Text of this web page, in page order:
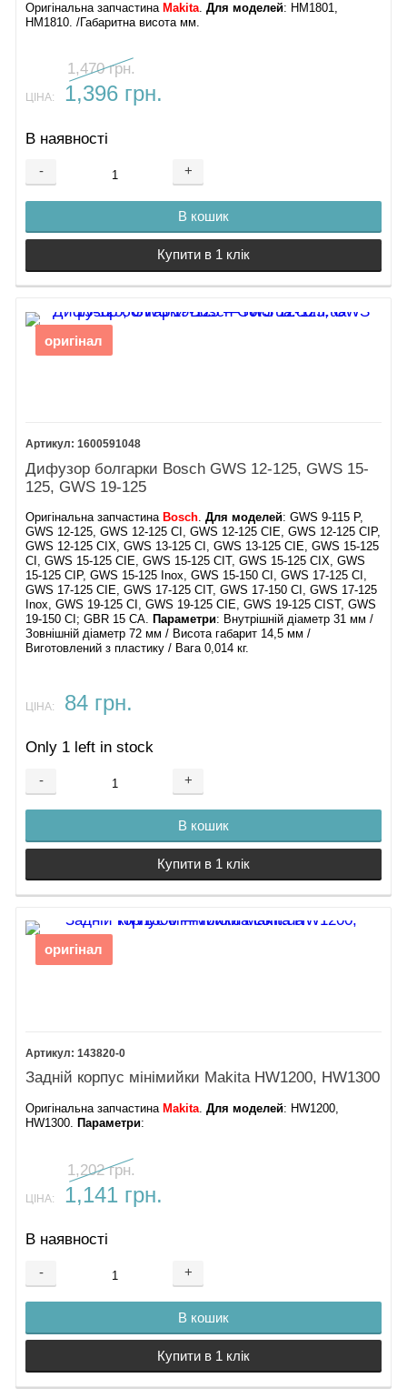
Оригінальна запчастина Makita .Для моделей: HM1801,
HM1810. /Габаритна висота мм.
1,470 грн.
ЦІНА: 1,396 грн.
В наявності
- +
В кошик
Купити в 1 клік
оригінал
1600591048
Дифузор болгарки Bosch GWS 12-125, GWS 15-
125, GWS 19-125
Оригінальна запчастина Bosch.Для моделей: GWS 9-115 P,
GWS 12-125, GWS 12-125 CI, GWS 12-125 CIE, GWS 12-125 CIP,
GWS 12-125 CIX, GWS 13-125 CI, GWS 13-125 CIE, GWS 15-125
CI, GWS 15-125 CIE, GWS 15-125 CIT, GWS 15-125 CIX, GWS
15-125 CIP, GWS 15-125 Inox, GWS 15-150 CI, GWS 17-125 CI,
GWS 17-125 CIE, GWS 17-125 CIT, GWS 17-150 CI, GWS 17-125
Inox, GWS 19-125 CI, GWS 19-125 CIE, GWS 19-125 CIST, GWS
19-150 CI; GBR 15 CA. Параметри: Внутрішній діаметр 31 мм /
Зовнішній діаметр 72 мм / Висота габарит 14,5 мм /
Виготовлений з пластику / Вага 0,014 кг.
ЦІНА: 84 грн.
Only 1 left in stock
- +
В кошик
Купити в 1 клік
оригінал
143820-0
Задній корпус мінімийки Makita HW1200, HW1300
Оригінальна запчастина Makita.Для моделей: HW1200,
HW1300. Параметри:
1,202 грн.
ЦІНА: 1,141 грн.
В наявності
- +
В кошик
Купити в 1 клік